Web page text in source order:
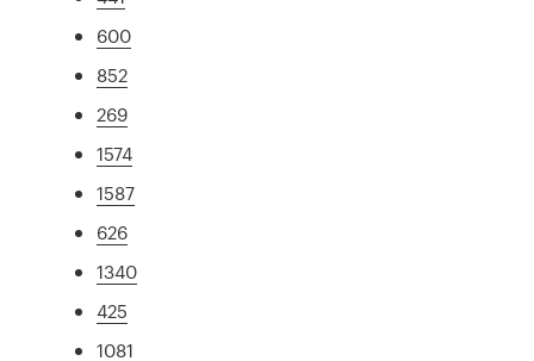
600
852
269
1574
1587
626
1340
425
1081